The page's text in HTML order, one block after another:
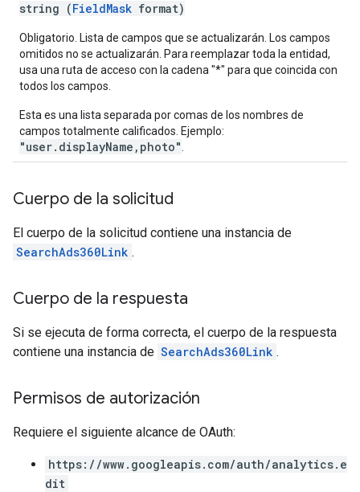
string (FieldMask format)
Obligatorio. Lista de campos que se actualizarán. Los campos
omitidos no se actualizarán. Para reemplazar toda la entidad,
usa una ruta de acceso con la cadena "*" para que coincida con
todos los campos.
Esta es una lista separada por comas de los nombres de
campos totalmente calificados. Ejemplo:
"user.displayName,photo"
Cuerpo de la solicitud
El cuerpo de la solicitud contiene una instancia de
SearchAds360Link .
Cuerpo de la respuesta
Si se ejecuta de forma correcta, el cuerpo de la respuesta
contiene una instancia de SearchAds360Link .
Permisos de autorización
Requiere el siguiente alcance de OAuth:
https://www.googleapis.com/auth/analytics.e
dit